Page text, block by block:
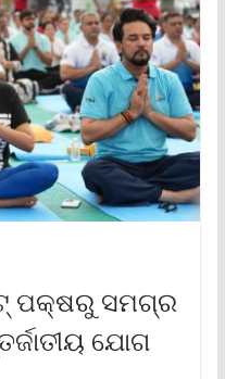
ପକ୍ଷରୁ ସମଗ୍ର
ଯୋଗ